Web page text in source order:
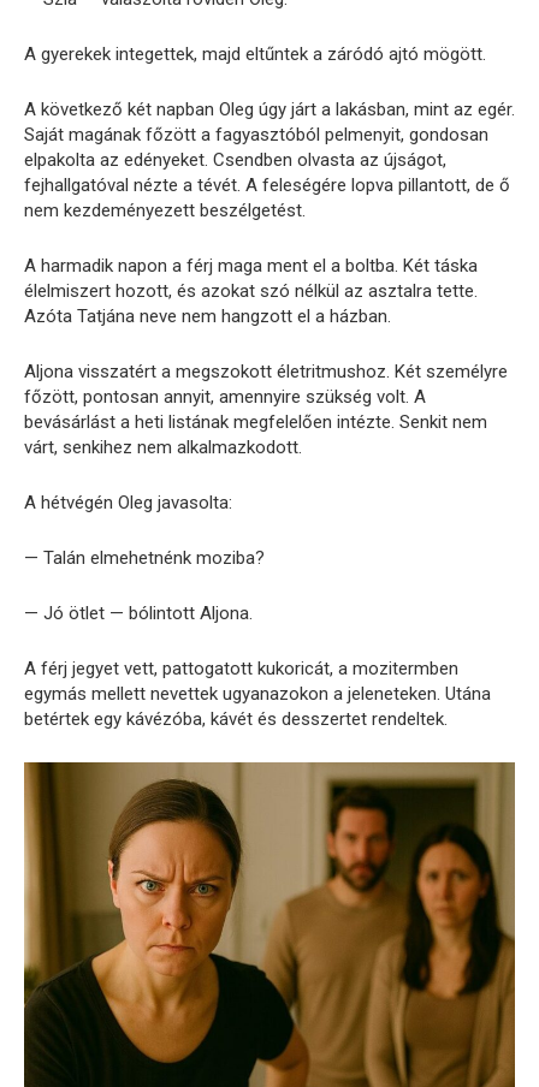
A gyerekek integettek, majd eltűntek a záródó ajtó mögött.
A következő két napban Oleg úgy járt a lakásban, mint az egér.
Saját magának főzött a fagyasztóból pelmenyit, gondosan
elpakolta az edényeket. Csendben olvasta az újságot,
fejhallgatóval nézte a tévét. A feleségére lopva pillantott, de ő
nem kezdeményezett beszélgetést.
A harmadik napon a férj maga ment el a boltba. Két táska
élelmiszert hozott, és azokat szó nélkül az asztalra tette.
Azóta Tatjána neve nem hangzott el a házban.
Aljona visszatért a megszokott életritmushoz. Két személyre
főzött, pontosan annyit, amennyire szükség volt. A
bevásárlást a heti listának megfelelően intézte. Senkit nem
várt, senkihez nem alkalmazkodott.
A hétvégén Oleg javasolta:
— Talán elmehetnénk moziba?
— Jó ötlet — bólintott Aljona.
A férj jegyet vett, pattogatott kukoricát, a mozitermben
egymás mellett nevettek ugyanazokon a jeleneteken. Utána
betértek egy kávézóba, kávét és desszertet rendeltek.